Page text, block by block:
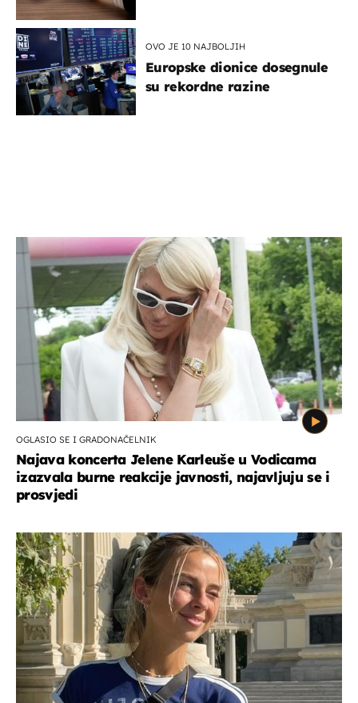
OVO JE 10 NAJBOLJIH
Europske dionice dosegnule
su rekordne razine
OGLASIO SE I GRADONAČELNIK
Najava koncerta Jelene Karleuše u Vodicama
izazvala burne reakcije javnosti, najavljuju se i
prosvjedi